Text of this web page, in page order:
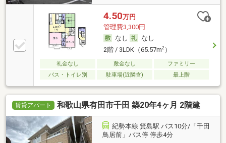
4.50万円
管理費3,300円
なし
なし
2階 / 3LDK（65.57m2）
礼金なし 敷金なし
ファミリー
バス・トイレ別
駐車場(近隣含) 最上階
賃貸アパート 和歌山県有田市千田 築20年4ヶ月 2階建
紀勢本線 箕島駅 バス10分/「千田
鳥居前」バス停 停歩4分